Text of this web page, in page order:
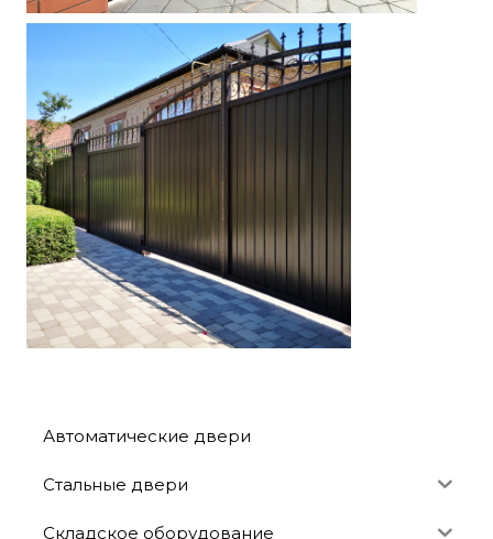
Автоматические двери
Стальные двери
Складское оборудование